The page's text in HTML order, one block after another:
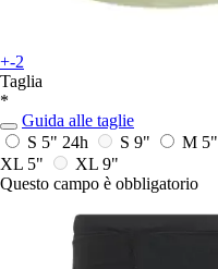
+-2
Taglia
*
Guida alle taglie
S 5" 24h S 9" M 5"
XL 5"
XL 9"
Questo campo è obbligatorio